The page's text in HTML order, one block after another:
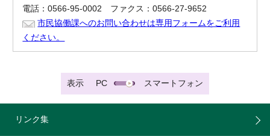
電話：0566-95-0002 ファクス：0566-27-9652
市民協働課へのお問い合わせは専用フォームをご利用
ください。
表示 PC スマートフォン
リンク集